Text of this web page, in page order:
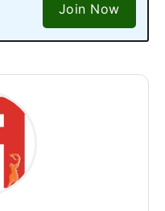
Join Now